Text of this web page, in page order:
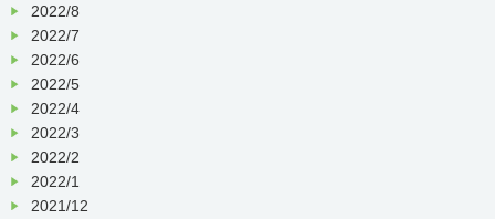
2022/8
2022/7
2022/6
2022/5
2022/4
2022/3
2022/2
2022/1
2021/12